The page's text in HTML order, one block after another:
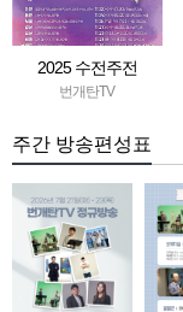
2025 수전주전
번개탄TV
주간 방송편성표